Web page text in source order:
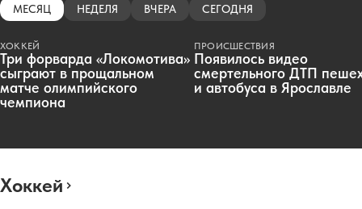
МЕСЯЦ НЕДЕЛЯ ВЧЕРА СЕГОДНЯ
ХОККЕЙ
Три форварда «Локомотива»
сыграют в прощальном
матче олимпийского
чемпиона
ПРОИСШЕСТВИЯ
Появилось видео
смертельного ДТП
и автобуса в Ярославле
Хоккей